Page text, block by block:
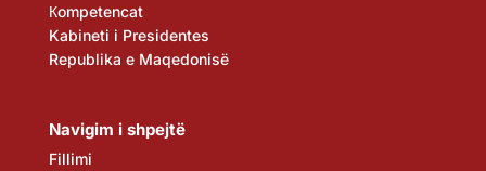
Кompetencat
Kabineti i Presidentes
Republika e Maqedonisë
Navigim i shpejtë
Fillimi